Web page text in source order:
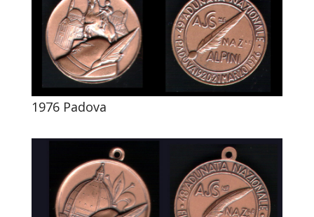
1976 Padova